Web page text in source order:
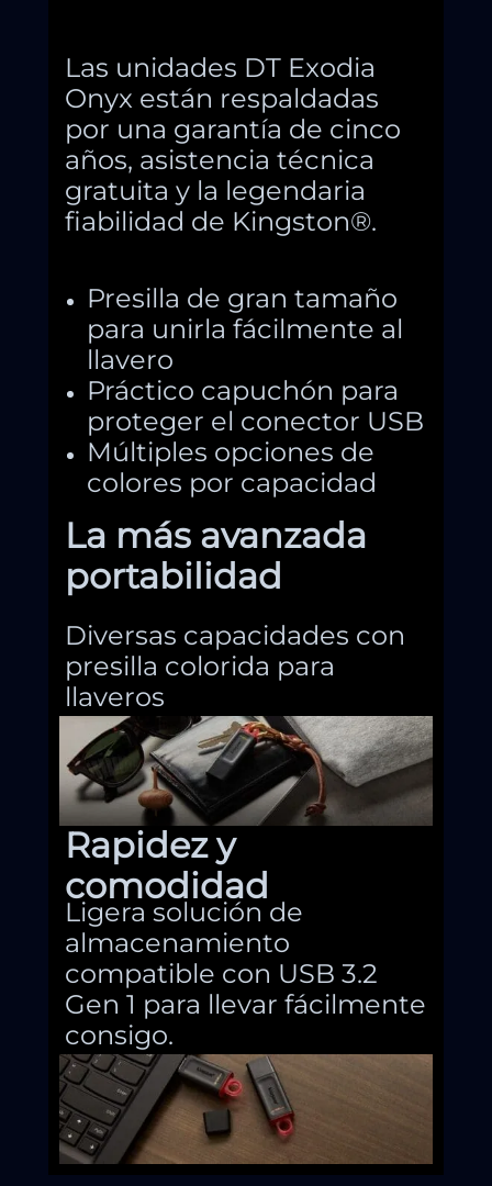
Las unidades DT Exodia
Onyx están respaldadas
por una garantía de cinco
años, asistencia técnica
gratuita y la legendaria
fiabilidad de Kingston®.
Presilla de gran tamaño
para unirla fácilmente al
llavero
Práctico capuchón para
proteger el conector USB
Múltiples opciones de
colores por capacidad
La más avanzada
portabilidad
Diversas capacidades con
presilla colorida para
llaveros
Rapidez y
comodidad
Ligera solución de
almacenamiento
compatible con USB 3.2
Gen 1 para llevar fácilmente
consigo.